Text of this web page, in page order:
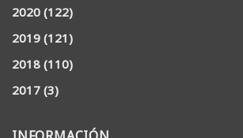
2020(122)
2019(121)
2018(110)
2017(3)